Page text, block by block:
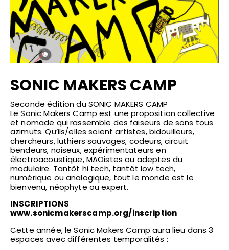
SONIC MAKERS CAMP
Seconde édition du SONIC MAKERS CAMP
Le Sonic Makers Camp est une proposition collective
et nomade qui rassemble des faiseurs de sons tous
azimuts. Qu’ils/elles soient artistes, bidouilleurs,
chercheurs, luthiers sauvages, codeurs, circuit
bendeurs, noiseux, expérimentateurs en
électroacoustique, MAOistes ou adeptes du
modulaire. Tantôt hi tech, tantôt low tech,
numérique ou analogique, tout le monde est le
bienvenu, néophyte ou expert.
INSCRIPTIONS
www.sonicmakerscamp.org/inscription
Cette année, le Sonic Makers Camp aura lieu dans 3
espaces avec différentes temporalités :